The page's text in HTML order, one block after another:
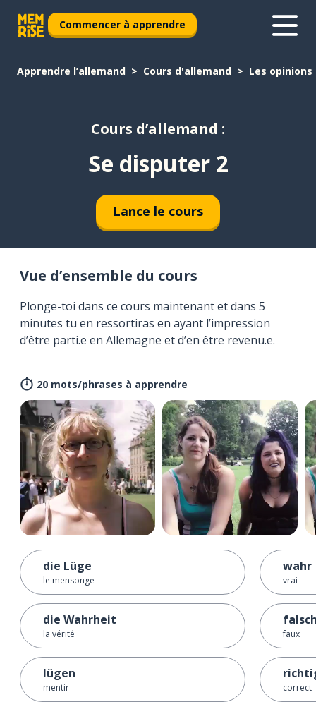
Commencer à apprendre
Apprendre l’allemand Cours d'allemand Les opinions
Cours d’allemand :
Se disputer 2
Lance le cours
Vue d’ensemble du cours
Plonge-toi dans ce cours maintenant et dans 5
minutes tu en ressortiras en ayant l’impression
d’être parti.e en Allemagne et d’en être revenu.e.
20 mots/phrases à apprendre
die Lüge
le mensonge
die Wahrheit
la vérité
lügen
mentir
wahr
vrai
faux
correct